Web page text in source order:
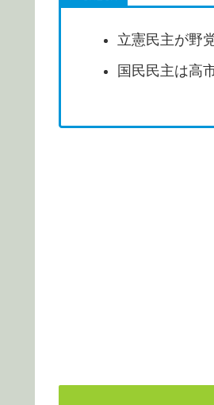
立憲民主が野
国民民主は高